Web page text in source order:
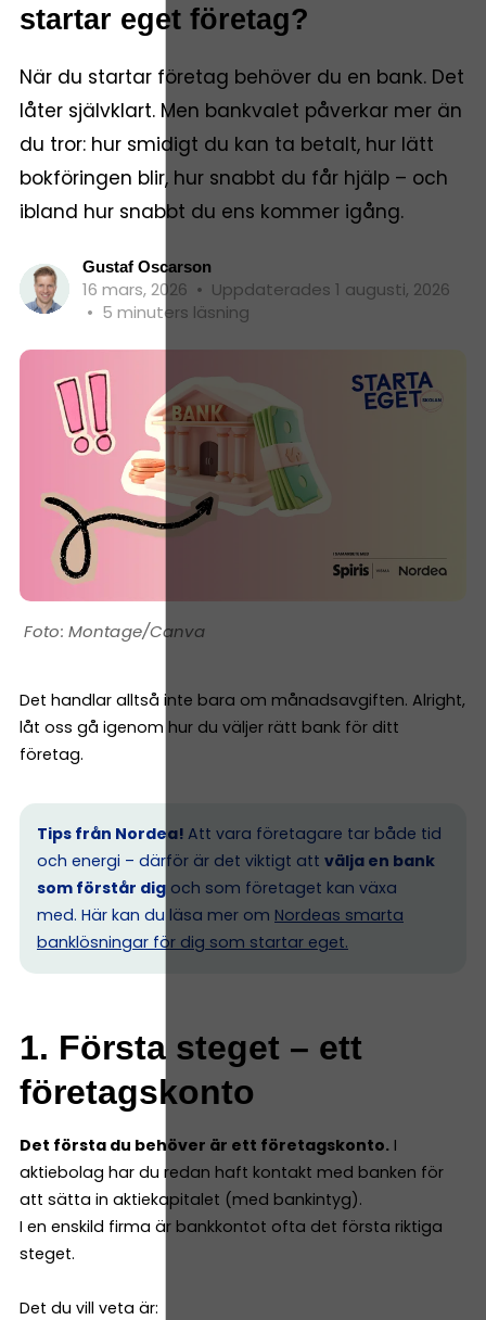
startar eget företag?
När du startar företag behöver du en bank. Det
låter självklart. Men bankvalet påverkar mer än
du tror: hur smidigt du kan ta betalt, hur lätt
bokföringen blir, hur snabbt du får hjälp – och
ibland hur snabbt du ens kommer igång.
Gustaf Oscarson
16 mars, 2026 • Uppdaterades 1 augusti, 2026
• 5 minuters läsning
Montage/Canva
Det handlar alltså inte bara om månadsavgiften. Alright,
låt oss gå igenom hur du väljer rätt bank för ditt
företag.
Tips från Nordea! Att vara företagare tar både tid
och energi – därför är det viktigt att välja en bank
som förstår dig och som företaget kan växa
med. Här kan du läsa mer om Nordeas smarta
banklösningar för dig som startar eget.
1. Första steget – ett
företagskonto
Det första du behöver är ett företagskonto. I
aktiebolag har du redan haft kontakt med banken för
att sätta in aktiekapitalet (med bankintyg).
I en enskild firma är bankkontot ofta det första riktiga
steget.
Det du vill veta är: